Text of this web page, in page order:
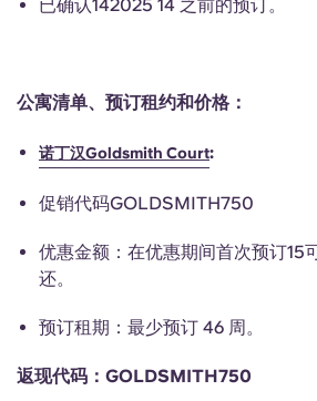
English (GB)
Español
Català
Deutsch
Italian
选择一个国家
选择一间公寓
登录
已确认142025 14 之前的预订。
公寓清单、预订租约和价格：
诺丁汉Goldsmith Court:
促销代码GOLDSMITH750
优惠金额：在优惠期间首次预订15
还。
预订租期：最少预订 46 周。
返现代码：GOLDSMITH750